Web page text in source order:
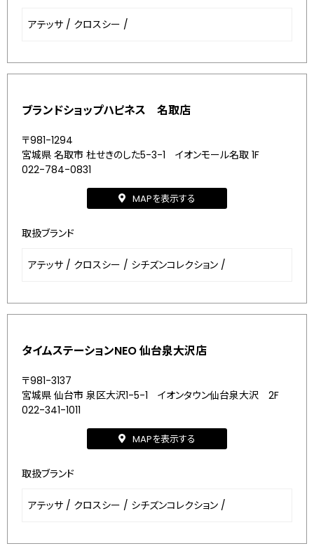
アテッサ / クロスシー /
ブランドショップハピネス 名取店
〒981-1294
宮城県 名取市 杜せきのした5-3-1 イオンモール名取 1F
022-784-0831
MAPを表示する
取扱ブランド
アテッサ / クロスシー / シチズンコレクション /
タイムステーションNEO 仙台泉大沢店
〒981-3137
宮城県 仙台市 泉区大沢1-5-1 イオンタウン仙台泉大沢 2F
022-341-1011
MAPを表示する
取扱ブランド
アテッサ / クロスシー / シチズンコレクション /